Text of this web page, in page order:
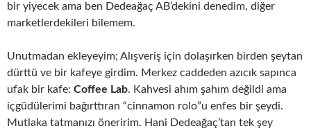
bir yiyecek ama ben Dedeağaç AB’dekini denedim, diğer
marketlerdekileri bilemem.
Unutmadan ekleyeyim; Alışveriş için dolaşırken birden şeytan
dürttü ve bir kafeye girdim. Merkez caddeden azıcık sapınca
ufak bir kafe: Coffee Lab. Kahvesi ahım şahım değildi ama
içgüdülerimi bağırttıran “cinnamon rolo”u enfes bir şeydi.
Mutlaka tatmanızı öneririm. Hani Dedeağaç’tan tek şey